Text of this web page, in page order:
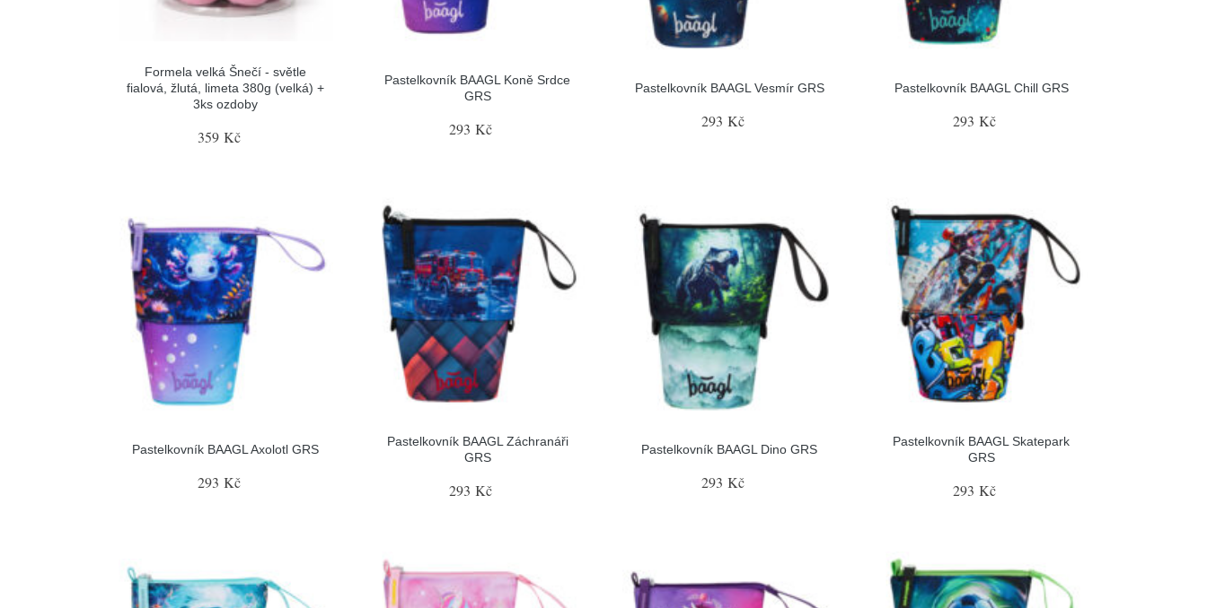
Formela velká Šnečí - světle
fialová, žlutá, limeta 380g (velká) +
3ks ozdoby
359 Kč
Pastelkovník BAAGL Koně Srdce
GRS
293 Kč
Pastelkovník BAAGL Vesmír GRS
293 Kč
Pastelkovník BAAGL Chill GRS
293 Kč
Pastelkovník BAAGL Axolotl GRS
293 Kč
Pastelkovník BAAGL Záchranáři
GRS
293 Kč
Pastelkovník BAAGL Dino GRS
293 Kč
Pastelkovník BAAGL Skatepark
GRS
293 Kč